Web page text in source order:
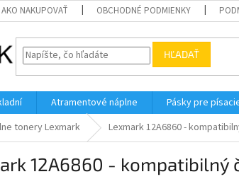
AKO NAKUPOVAŤ OBCHODNÉ PODMIENKY
HĽADAŤ
Atramentové náplne Pásky pre
tonery Lexmark Lexmark 12A6860 -
12A6860 - kompatibilný